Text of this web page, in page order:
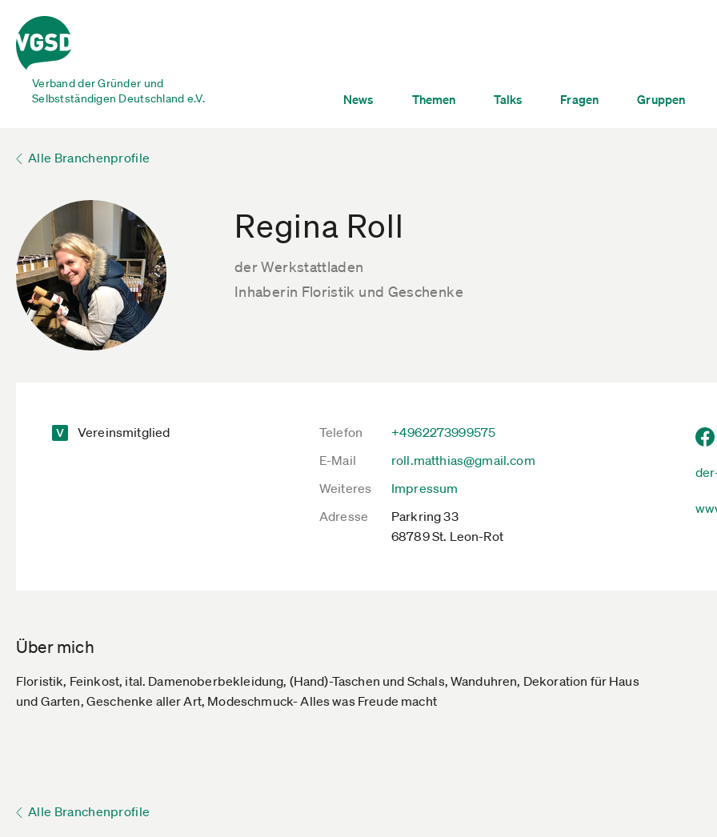
Verband der Gründer und
Selbstständigen Deutschland e.V.
News Themen Talks Fragen Gruppen
Alle Branchenprofile
Regina Roll
der Werkstattladen
Inhaberin Floristik und Geschenke
Vereinsmitglied Telefon
+4962273999575
E-Mail
roll.matthias@gmail.com
Weiteres
Impressum
Adresse
Parkring 33
68789 St. Leon-Rot
Über mich
Floristik, Feinkost, ital. Damenoberbekleidung, (Hand)-Taschen und Schals, Wanduhren, Dekoration für Haus
und Garten, Geschenke aller Art, Modeschmuck- Alles was Freude macht
Alle Branchenprofile